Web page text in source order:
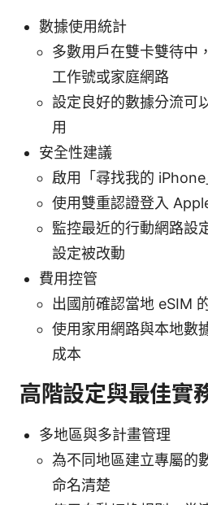
數據使用統計
多數用戶在雙卡雙待中
工作號或家庭網路
設定良好的數據分流可
用
安全性建議
啟用「尋找我的
使用雙重認證登入
監控最近的行動網路設
設定被改動
費用控管
出國前確認當地 eSIM
使用家用網路與本地數
成本
高階設定與最佳實
多地區與多計畫管理
為不同地區建立專屬的
命名清楚